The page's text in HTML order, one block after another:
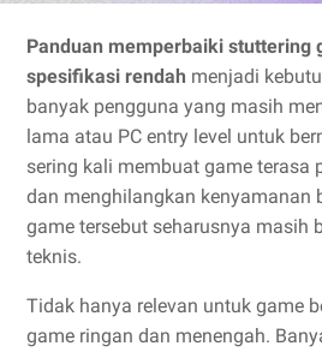
Panduan memperbaiki stuttering
spesifikasi rendah menjadi
banyak pengguna yang masih
lama atau PC entry level untuk
sering kali membuat game terasa
dan menghilangkan kenyamanan
game tersebut seharusnya masih
teknis.
Tidak hanya relevan untuk game
game ringan dan menengah.